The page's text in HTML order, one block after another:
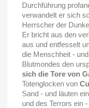
Durchführung
verwandelt er sich
Herrscher der
Er bricht aus den
aus und entfesselt
die Menschheit -
Blutmondes den
sich die Tore von
Totenglocken von
Sand - und läuten
und des Terrors ein -